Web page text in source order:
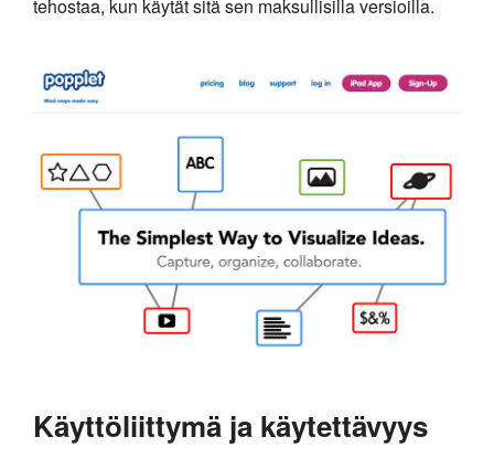
tehostaa, kun käytät sitä sen maksullisilla versioilla.
Käyttöliittymä ja käytettävyys